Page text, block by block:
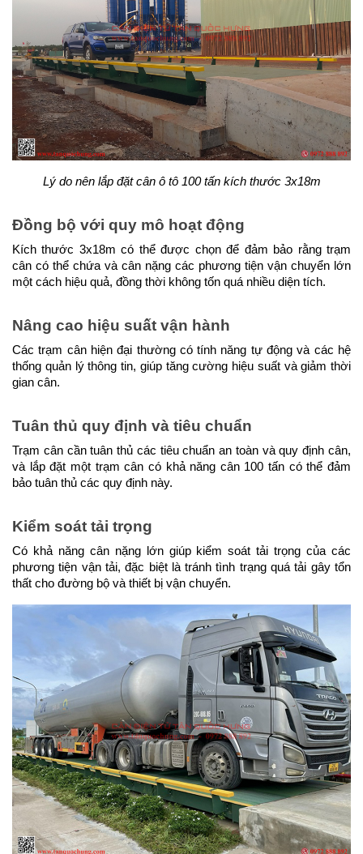
Lý do nên lắp đặt cân ô tô 100 tấn kích thước 3x18m
Đồng bộ với quy mô hoạt động
Kích thước 3x18m có thể được chọn để đảm bảo rằng trạm
cân có thể chứa và cân nặng các phương tiện vận chuyển lớn
một cách hiệu quả, đồng thời không tốn quá nhiều diện tích.
Nâng cao hiệu suất vận hành
Các trạm cân hiện đại thường có tính năng tự động và các hệ
thống quản lý thông tin, giúp tăng cường hiệu suất và giảm thời
gian cân.
Tuân thủ quy định và tiêu chuẩn
Trạm cân cần tuân thủ các tiêu chuẩn an toàn và quy định cân,
và lắp đặt một trạm cân có khả năng cân 100 tấn có thể đảm
bảo tuân thủ các quy định này.
Kiểm soát tải trọng
Có khả năng cân nặng lớn giúp kiểm soát tải trọng của các
phương tiện vận tải, đặc biệt là tránh tình trạng quá tải gây tổn
thất cho đường bộ và thiết bị vận chuyển.